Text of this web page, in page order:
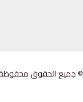
© جميع الحقوق محفوظة لدى كلية الاداب و